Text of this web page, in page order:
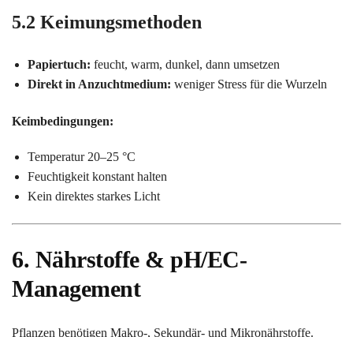
5.2 Keimungsmethoden
Papiertuch: feucht, warm, dunkel, dann umsetzen
Direkt in Anzuchtmedium: weniger Stress für die Wurzeln
Keimbedingungen:
Temperatur 20–25 °C
Feuchtigkeit konstant halten
Kein direktes starkes Licht
6. Nährstoffe & pH/EC-
Management
Pflanzen benötigen Makro-, Sekundär- und Mikronährstoffe.